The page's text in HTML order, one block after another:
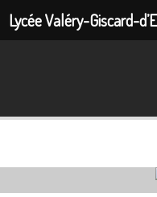
Lycée Valéry-Giscard-